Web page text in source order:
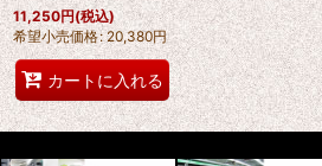
11,250円(税込)
希望小売価格: 20,380円
カートに入れる